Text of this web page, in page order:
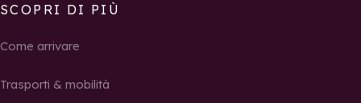
SCOPRI DI PIÙ
Come arrivare
Trasporti & mobilità